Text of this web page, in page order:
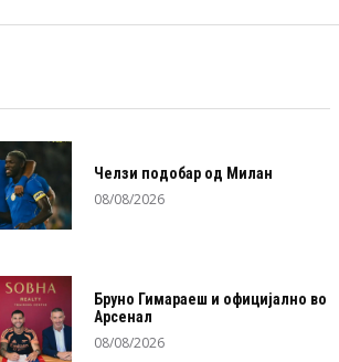
Челзи подобaр од Милан
08/08/2026
Бруно Гимараеш и официјално во
Арсенал
08/08/2026